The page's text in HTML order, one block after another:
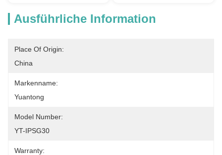
Ausführliche Information
Place Of Origin:
China
Markenname:
Yuantong
Model Number:
YT-IPSG30
Warranty: